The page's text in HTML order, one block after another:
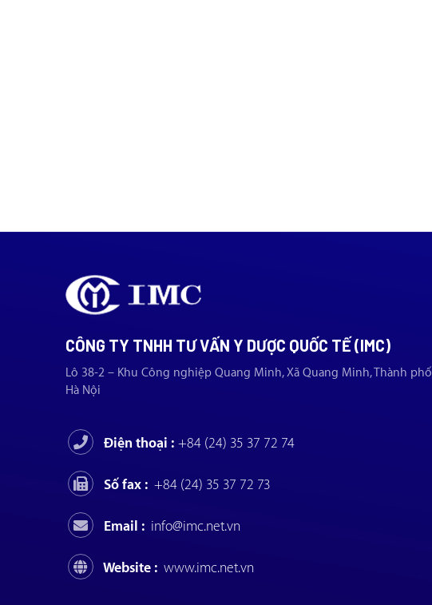
CÔNG TY TNHH TƯ VẤN Y DƯỢC QUỐC TẾ (IMC)
Lô 38-2 – Khu Công nghiệp Quang Minh, Xã Quang Minh, Thành phố
Hà Nội
Điện thoại : +84 (24) 35 37 72 74
Số fax : +84 (24) 35 37 72 73
Email : info@imc.net.vn
Website : www.imc.net.vn